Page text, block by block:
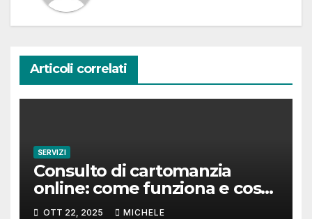
Articoli correlati
SERVIZI
Consulto di cartomanzia
online: come funziona e cosa
aspettarsi
OTT 22, 2025 MICHELE